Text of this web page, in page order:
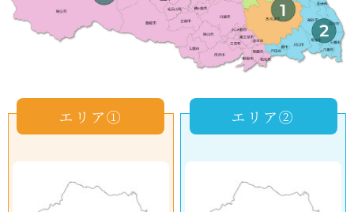
エリア① エリア②